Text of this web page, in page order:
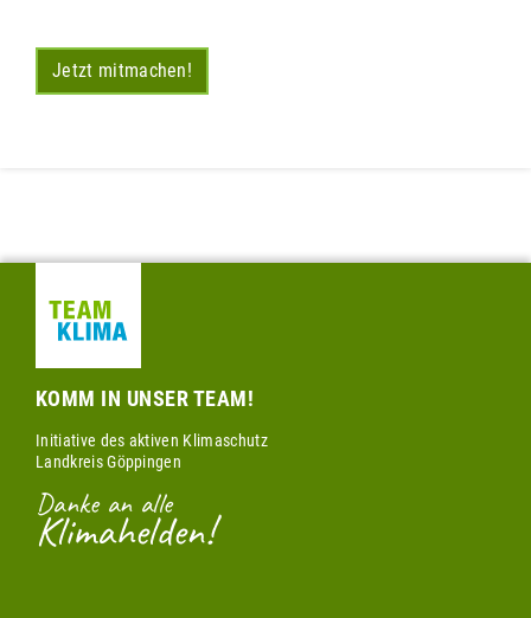
Jetzt mitmachen!
KOMM IN UNSER TEAM!
Initiative des aktiven Klimaschutz
Landkreis Göppingen
Danke an alle
Klimahelden!